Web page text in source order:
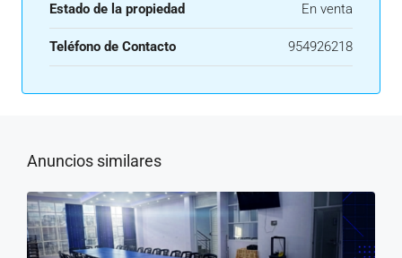
Estado de la propiedad En venta
Teléfono de Contacto 954926218
Anuncios similares